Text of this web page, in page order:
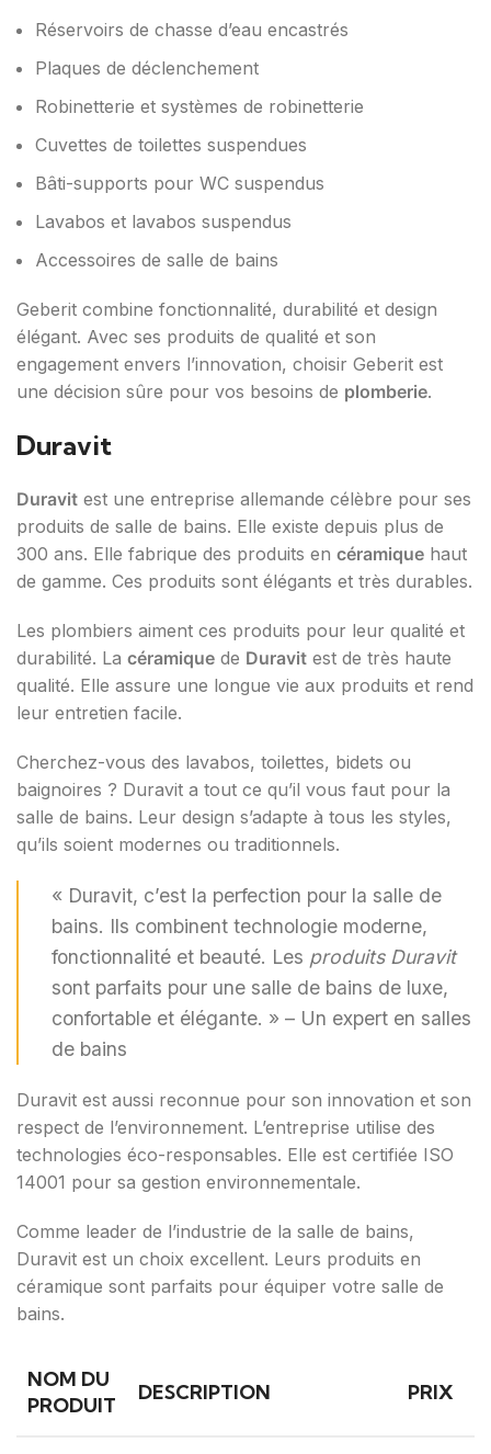
Réservoirs de chasse d’eau encastrés
Plaques de déclenchement
Robinetterie et systèmes de robinetterie
Cuvettes de toilettes suspendues
Bâti-supports pour WC suspendus
Lavabos et lavabos suspendus
Accessoires de salle de bains
Geberit combine fonctionnalité, durabilité et design
élégant. Avec ses produits de qualité et son
engagement envers l’innovation, choisir Geberit est
une décision sûre pour vos besoins de plomberie.
Duravit
Duravit est une entreprise allemande célèbre pour ses
produits de salle de bains. Elle existe depuis plus de
300 ans. Elle fabrique des produits en céramique haut
de gamme. Ces produits sont élégants et très durables.
Les plombiers aiment ces produits pour leur qualité et
durabilité. La céramique de Duravit est de très haute
qualité. Elle assure une longue vie aux produits et rend
leur entretien facile.
Cherchez-vous des lavabos, toilettes, bidets ou
baignoires ? Duravit a tout ce qu’il vous faut pour la
salle de bains. Leur design s’adapte à tous les styles,
qu’ils soient modernes ou traditionnels.
« Duravit, c’est la perfection pour la salle de
bains. Ils combinent technologie moderne,
fonctionnalité et beauté. Les produits Duravit
sont parfaits pour une salle de bains de luxe,
confortable et élégante. » – Un expert en salles
de bains
Duravit est aussi reconnue pour son innovation et son
respect de l’environnement. L’entreprise utilise des
technologies éco-responsables. Elle est certifiée ISO
14001 pour sa gestion environnementale.
Comme leader de l’industrie de la salle de bains,
Duravit est un choix excellent. Leurs produits en
céramique sont parfaits pour équiper votre salle de
bains.
NOM DU
PRODUIT
DESCRIPTION PRIX